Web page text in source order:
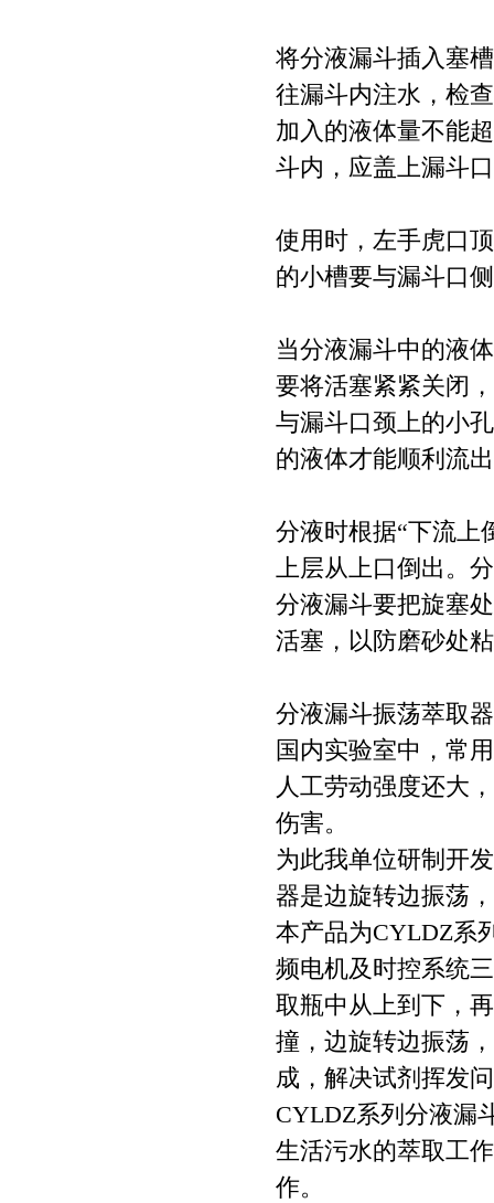
将分液漏斗插入塞
往漏斗内注水，检
加入的液体量不能
斗内，应盖上漏斗
使用时，左手虎口
的小槽要与漏斗口
当分液漏斗中的液
要将活塞紧紧关闭
与漏斗口颈上的小
的液体才能顺利流
分液时根据“下流上
上层从上口倒出。
分液漏斗要把旋塞
活塞，以防磨砂处
分液漏斗振荡萃取
国内实验室中，常
人工劳动强度还大
伤害。
为此我单位研制开
器是边旋转边振荡
本产品为CYLDZ系
频电机及时控系统
取瓶中从上到下，
撞，边旋转边振荡
成，解决试剂挥发
CYLDZ系列分液漏
生活污水的萃取工
作。